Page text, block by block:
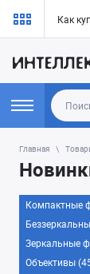
Как
Главная
Компактные
Зеркальные
Объективы